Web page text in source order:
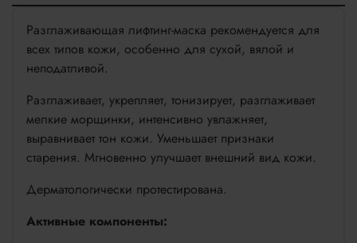
Разглаживающая лифтинг-маска рекомендуется для
всех типов кожи, особенно для сухой, вялой и
неподатливой.
Разглаживает, укрепляет, тонизирует, разглаживает
мелкие морщинки, интенсивно увлажняет,
выравнивает тон кожи. Уменьшает признаки
старения. Мгновенно улучшает внешний вид кожи.
Дерматологически протестирована.
Активные компоненты: